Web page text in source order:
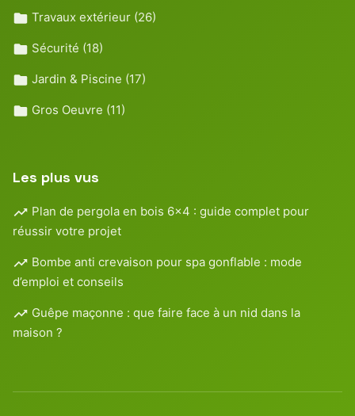
Travaux extérieur (26)
Sécurité (18)
Jardin & Piscine (17)
Gros Oeuvre (11)
Les plus vus
Plan de pergola en bois 6×4 : guide complet pour
réussir votre projet
Bombe anti crevaison pour spa gonflable : mode
d’emploi et conseils
Guêpe maçonne : que faire face à un nid dans la
maison ?